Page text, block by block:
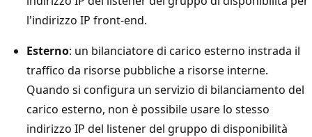
l'indirizzo IP front-end.
Esterno: un bilanciatore di carico esterno instrada il
traffico da risorse pubbliche a risorse interne.
Quando si configura un servizio di bilanciamento del
carico esterno, non è possibile usare lo stesso
indirizzo IP del listener del gruppo di disponibilità